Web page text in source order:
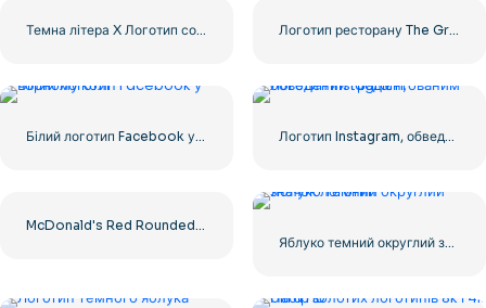
Логотип ресторану The Greek Village Cafe – безкоштовно завантажити PNG
Яблуко темний округлий значок логотип